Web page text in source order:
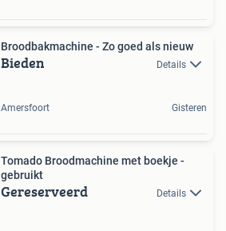
Broodbakmachine - Zo goed als nieuw
Bieden Details
Amersfoort Gisteren
Tomado Broodmachine met boekje -
gebruikt
Gereserveerd Details